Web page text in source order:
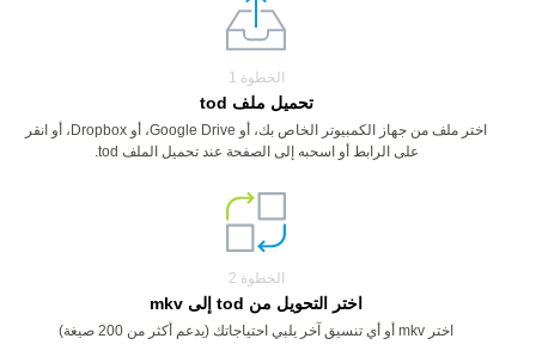
الخطوة 1
تحميل ملف tod
اختر ملف من جهاز الكمبيوتر الخاص بك، أو Google Drive، أو Dropbox، أو انقر
على الرابط أو اسحبه إلى الصفحة عند تحميل الملف tod.
الخطوة 2
اختر التحويل من tod إلى mkv
اختر mkv أو أي تنسيق آخر يلبي احتياجاتك (يدعم أكثر من 200 صيغة)